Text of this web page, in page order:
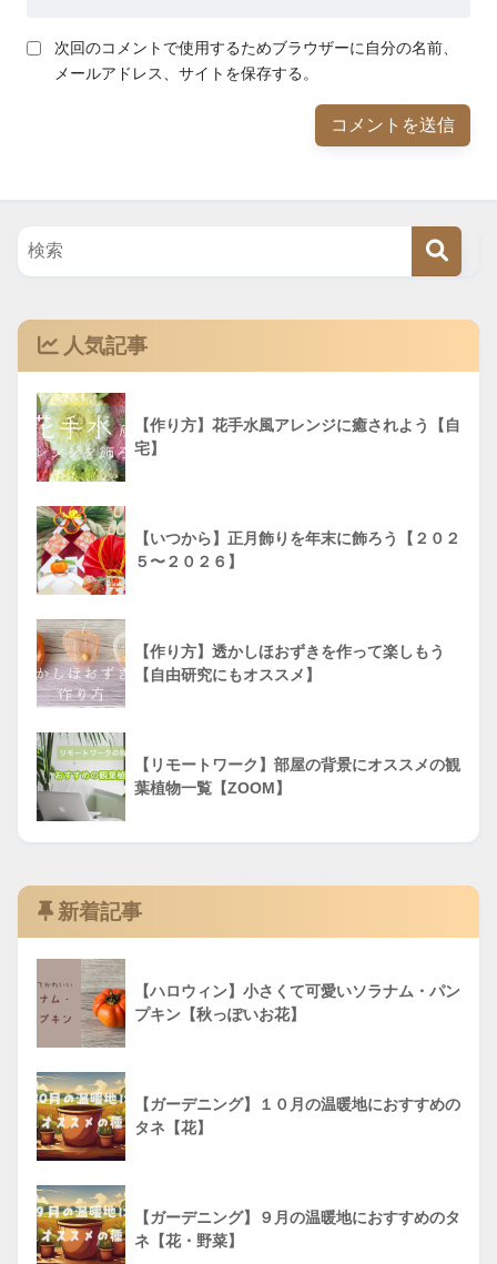
次回のコメントで使用するためブラウザーに自分の名前、
メールアドレス、サイトを保存する。
人気記事
【作り方】花手水風アレンジに癒されよう【自
宅】
【いつから】正月飾りを年末に飾ろう【２０２
５〜２０２６】
【作り方】透かしほおずきを作って楽しもう
【自由研究にもオススメ】
【リモートワーク】部屋の背景にオススメの観
葉植物一覧【ZOOM】
新着記事
【ハロウィン】小さくて可愛いソラナム・パン
プキン【秋っぽいお花】
【ガーデニング】１０月の温暖地におすすめの
タネ【花】
【ガーデニング】９月の温暖地におすすめのタ
ネ【花・野菜】